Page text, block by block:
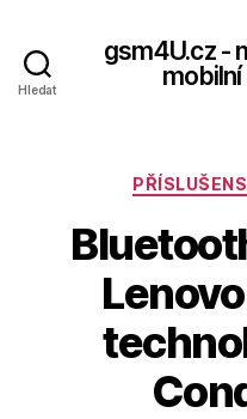
Hledat
gsm4U.cz -